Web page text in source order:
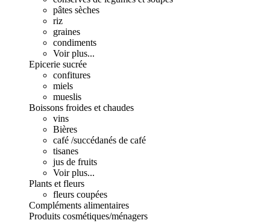
pâtes sèches
riz
graines
condiments
Voir plus...
Epicerie sucrée
confitures
miels
mueslis
Boissons froides et chaudes
vins
Bières
café /succédanés de café
tisanes
jus de fruits
Voir plus...
Plants et fleurs
fleurs coupées
Compléments alimentaires
Produits cosmétiques/ménagers